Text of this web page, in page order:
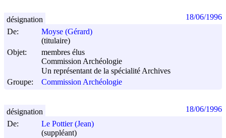
De:
Moyse (Gérard)
(titulaire)
Objet:
membres élus
Commission Archéologie
Un représentant de la spécialité Archives
Groupe:
Commission Archéologie
désignation 18/06/1996
De:
Le Pottier (Jean)
(suppléant)
désignation 18/06/1996